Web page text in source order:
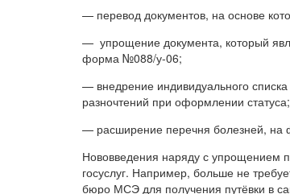
— перевод документов, на основе
— упрощение документа, который
форма №088/у-06;
— внедрение индивидуального
разночтений при оформлении статуса;
— расширение перечня болезней, на
Нововведения наряду с упрощением
госуслуг. Например, больше не
бюро МСЭ для получения путёвки в